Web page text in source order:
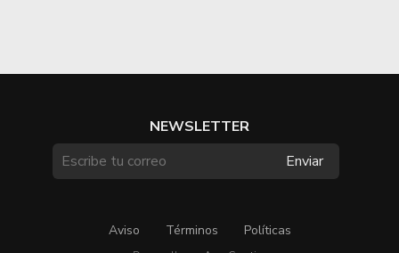
NEWSLETTER
Aviso Términos Políticas